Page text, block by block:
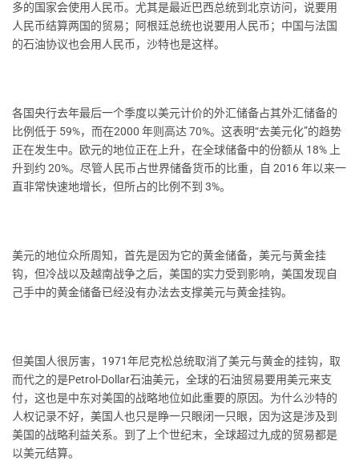
多的国家会使用人民币。尤其是最近巴西总统到北京访问，说要用
人民币结算两国的贸易；阿根廷总统也说要用人民币；中国与法国
的石油协议也会用人民币，沙特也是这样。
各国央行去年最后一个季度以美元计价的外汇储备占其外汇储备的
比例低于 59%，而在2000 年则高达 70%。这表明“去美元化”的趋势
正在发生中。欧元的地位正在上升，在全球储备中的份额从 18% 上
升到约 20%。尽管人民币占世界储备货币的比重，自 2016 年以来一
直非常快速地增长，但所占的比例不到 3%。
美元的地位众所周知，首先是因为它的黄金储备，美元与黄金挂
钩，但冷战以及越南战争之后，美国的实力受到影响，美国发现自
己手中的黄金储备已经没有办法去支撑美元与黄金挂钩。
但美国人很厉害，1971年尼克松总统取消了美元与黄金的挂钩，取
而代之的是Petrol-Dollar石油美元，全球的石油贸易要用美元来支
付，这也是中东对美国的战略地位如此重要的原因。为什么沙特的
人权记录不好，美国人也只是睁一只眼闭一只眼，因为这是涉及到
美国的战略利益关系。到了上个世纪末，全球超过九成的贸易都是
以美元结算。